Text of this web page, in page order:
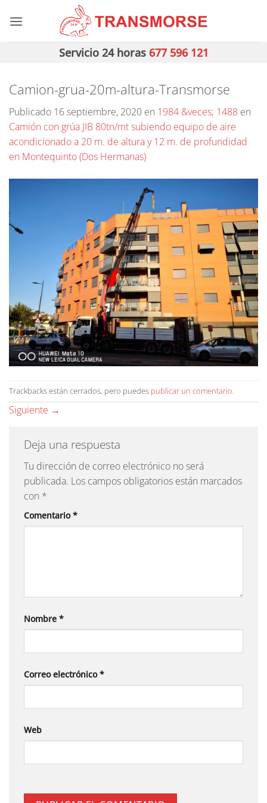
Servicio 24 horas 677 596 121
Camion-grua-20m-altura-Transmorse
Publicado 16 septiembre, 2020 en 1984 &veces; 1488 en
Camión con grúa JIB 80tn/mt subiendo equipo de aire
acondicionado a 20 m. de altura y 12 m. de profundidad
en Montequinto (Dos Hermanas)
Trackbacks están cerrados, pero puedes publicar un comentario.
Siguiente →
Deja una respuesta
Tu dirección de correo electrónico no será
publicada. Los campos obligatorios están marcados
con *
Comentario*
Nombre *
Correo electrónico*
Web